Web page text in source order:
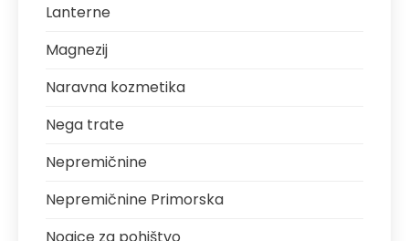
Lanterne
Magnezij
Naravna kozmetika
Nega trate
Nepremičnine
Nepremičnine Primorska
Nogice za pohištvo